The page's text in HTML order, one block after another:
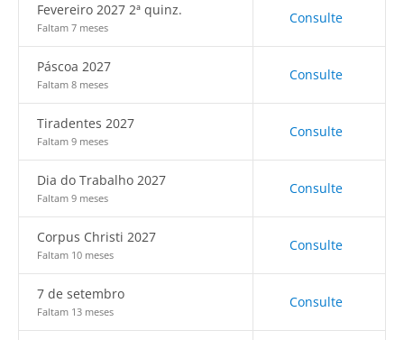
Fevereiro 2027 2ª quinz.
Faltam 7 meses
Consulte
Páscoa 2027
Faltam 8 meses
Consulte
Tiradentes 2027
Faltam 9 meses
Consulte
Dia do Trabalho 2027
Faltam 9 meses
Consulte
Corpus Christi 2027
Faltam 10 meses
Consulte
7 de setembro
Faltam 13 meses
Consulte